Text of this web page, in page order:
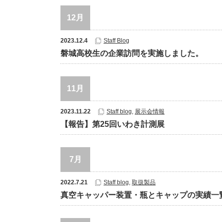
12月
2023.12.4 Staff Blog
磐城高校生の企業訪問を実施しました。
11月
2023.11.22 Staff blog, 展示会情報
【報告】第25回いわき計測展
7月
2022.7.21 Staff blog, 取扱製品
真空キャッパー装置・瓶とキャップの実績一